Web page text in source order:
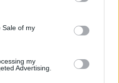
and its third-party tags to
purposes in below Google
Sale of my
my
Advertising.
την